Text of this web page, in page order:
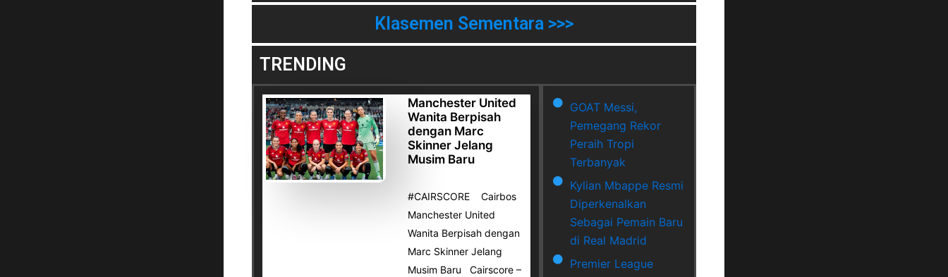
Klasemen Sementara >>>
TRENDING
Manchester United
Wanita Berpisah
dengan Marc
Skinner Jelang
Musim Baru
#CAIRSCORE Cairbos
Manchester United
Wanita Berpisah dengan
Marc Skinner Jelang
Musim Baru Cairscore –
GOAT Messi,
Pemegang Rekor
Peraih Tropi
Terbanyak
Kylian Mbappe Resmi
Diperkenalkan
Sebagai Pemain Baru
di Real Madrid
Premier League